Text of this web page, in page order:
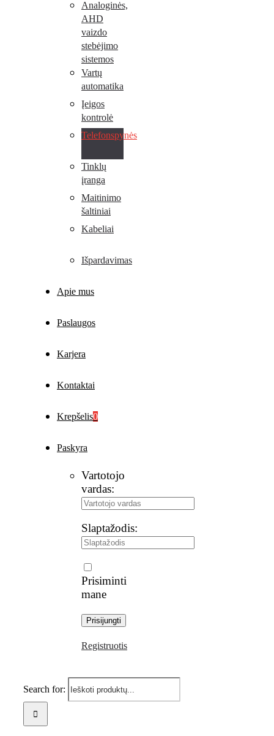
Analoginės,
AHD
vaizdo
stebėjimo
sistemos
Vartų
automatika
Įeigos
kontrolė
Telefonspynės
Tinklų
įranga
Maitinimo
šaltiniai
Kabeliai
Išpardavimas
Apie mus
Paslaugos
Karjera
Kontaktai
Krepšelis0
Paskyra
Vartotojo
vardas:
Slaptažodis:
Prisiminti
mane
Registruotis
Search for: